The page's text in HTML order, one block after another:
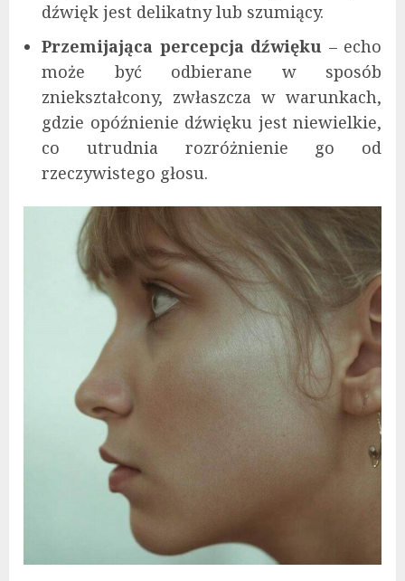
dźwięk jest delikatny lub szumiący.
Przemijająca percepcja dźwięku – echo
może być odbierane w sposób
zniekształcony, zwłaszcza w warunkach,
gdzie opóźnienie dźwięku jest niewielkie,
co utrudnia rozróżnienie go od
rzeczywistego głosu.